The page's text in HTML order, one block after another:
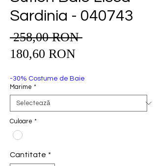
Sardinia - 040743
258,00 RON Preț
180,60 RONPreț
-30% Costume de Baie
Marime *
Culoare *
Cantitate *